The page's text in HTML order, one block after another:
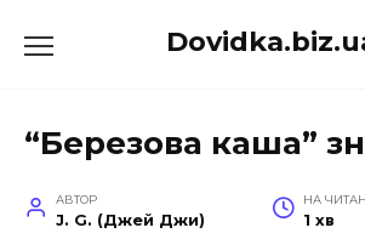
до
“Березова каша”
АВТОР
J. G. (Джей Джи)
НА
1 хв